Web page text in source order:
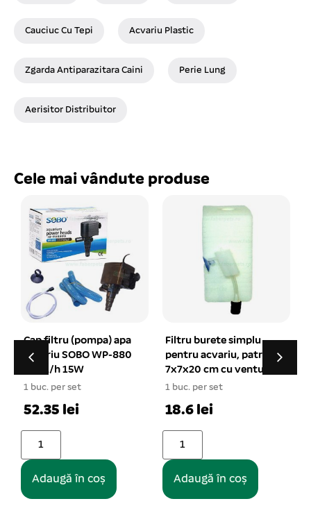
Cauciuc Cu Tepi Acvariu Plastic
Zgarda Antiparazitara Caini Perie Lung
Aerisitor Distribuitor
Cele mai vândute produse
Filtru burete simplu
pentru acvariu, patrat
7x7x20 cm cu ventuza
1 buc. per set
18.6 lei
Adaugă în coș
Membrana compresor
ACQ-007, ACQ-908 45
mm
1 buc. per set
8.88 lei
Adaugă în coș